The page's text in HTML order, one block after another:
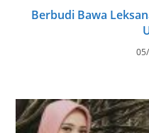
Berbudi Bawa